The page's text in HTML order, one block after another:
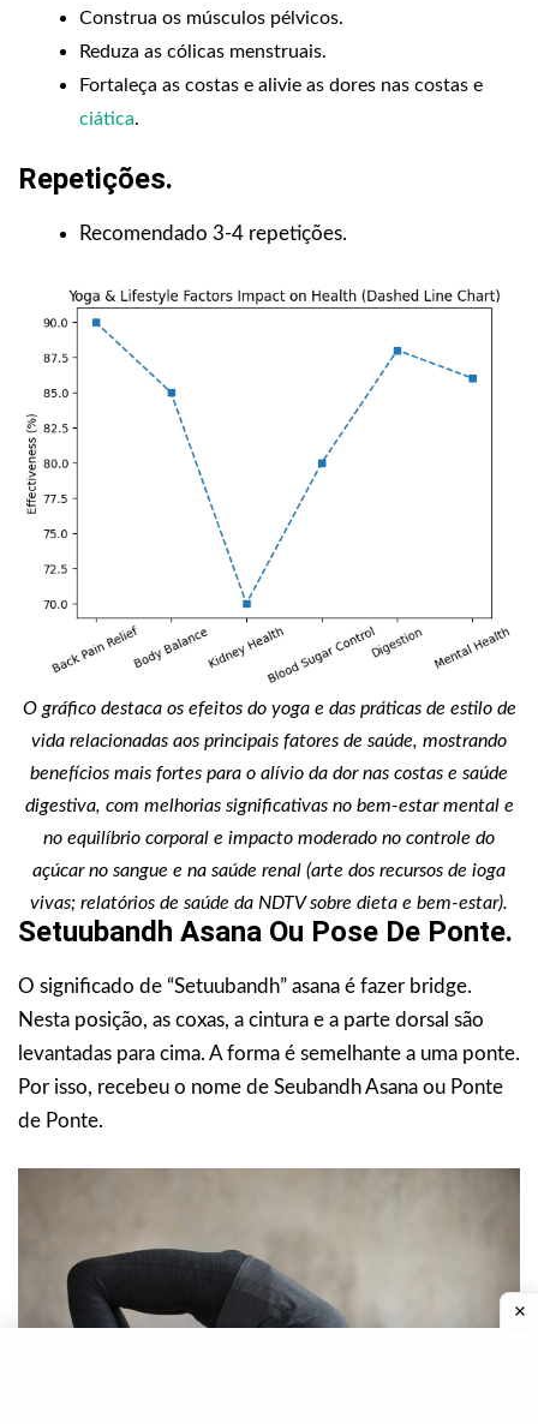
Construa os músculos pélvicos.
Reduza as cólicas menstruais.
Fortaleça as costas e alivie as dores nas costas e
ciática.
Repetições.
Recomendado 3-4 repetições.
O gráfico destaca os efeitos do yoga e das práticas de estilo de
vida relacionadas aos principais fatores de saúde, mostrando
benefícios mais fortes para o alívio da dor nas costas e saúde
digestiva, com melhorias significativas no bem-estar mental e
no equilíbrio corporal e impacto moderado no controle do
açúcar no sangue e na saúde renal (arte dos recursos de ioga
vivas; relatórios de saúde da NDTV sobre dieta e bem-estar).
Setuubandh Asana Ou Pose De Ponte.
O significado de “Setuubandh” asana é fazer bridge.
Nesta posição, as coxas, a cintura e a parte dorsal são
levantadas para cima. A forma é semelhante a uma ponte.
Por isso, recebeu o nome de Seubandh Asana ou Ponte
de Ponte.